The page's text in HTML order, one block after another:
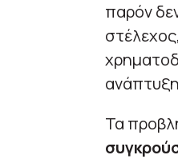
παρόν
Τα